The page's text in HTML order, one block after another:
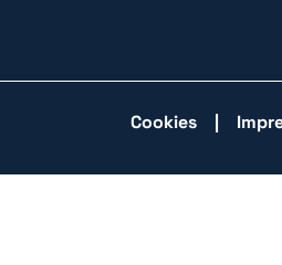
Cookies